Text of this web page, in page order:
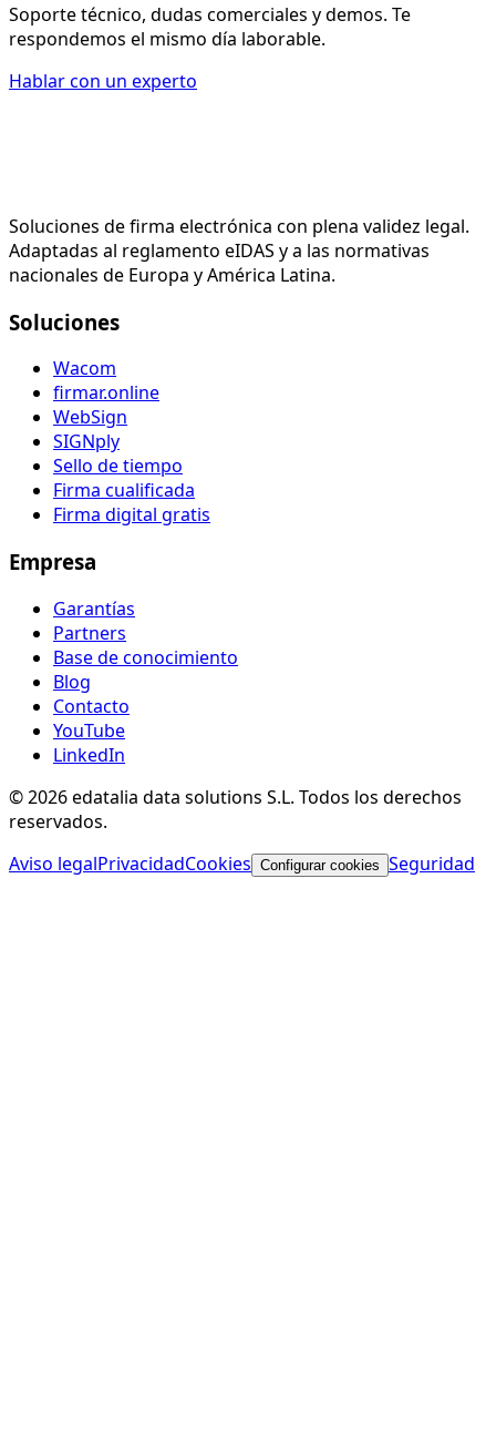
Soporte técnico, dudas comerciales y demos. Te
respondemos el mismo día laborable.
Hablar con un experto
Soluciones de firma electrónica con plena validez legal.
Adaptadas al reglamento eIDAS y a las normativas
nacionales de Europa y América Latina.
Soluciones
Wacom
firmar.online
WebSign
SIGNply
Sello de tiempo
Firma cualificada
Firma digital gratis
Empresa
Garantías
Partners
Base de conocimiento
Blog
Contacto
YouTube
LinkedIn
© 2026 edatalia data solutions S.L. Todos los derechos
reservados.
Aviso legalPrivacidadCookies Configurar cookies Seguridad